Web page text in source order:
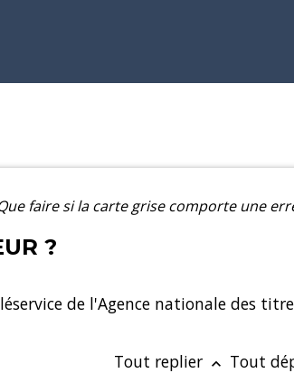
faire si la carte grise comporte une
?
de l'Agence nationale des
Tout replier keyboard_arrow_up Tout